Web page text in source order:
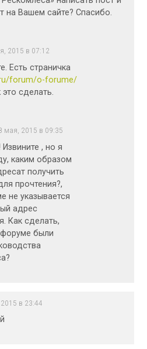
на Вашем сайте? Спасибо.
2015 в 07:12
Есть страничка
forum/o-forume/
сделать.
мая, 2015 в 09:35
, но я
каким образом
получить
прочтения?,
не указывается
адрес
Как сделать,
были
в 23:44